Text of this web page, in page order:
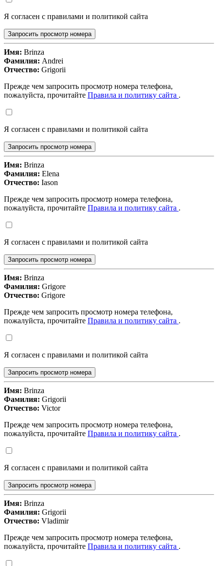
Я согласен с правилами и политикой сайта
Запросить просмотр номера
Имя: Brinza
Фамилия: Andrei
Отчество: Grigorii
Прежде чем запросить просмотр номера телефона,
пожалуйста, прочитайте Правила и политику сайта .
Я согласен с правилами и политикой сайта
Запросить просмотр номера
Имя: Brinza
Фамилия: Elena
Отчество: Iason
Прежде чем запросить просмотр номера телефона,
пожалуйста, прочитайте Правила и политику сайта .
Я согласен с правилами и политикой сайта
Запросить просмотр номера
Имя: Brinza
Фамилия: Grigore
Отчество: Grigore
Прежде чем запросить просмотр номера телефона,
пожалуйста, прочитайте Правила и политику сайта .
Я согласен с правилами и политикой сайта
Запросить просмотр номера
Имя: Brinza
Фамилия: Grigorii
Отчество: Victor
Прежде чем запросить просмотр номера телефона,
пожалуйста, прочитайте Правила и политику сайта .
Я согласен с правилами и политикой сайта
Запросить просмотр номера
Имя: Brinza
Фамилия: Grigorii
Отчество: Vladimir
Прежде чем запросить просмотр номера телефона,
пожалуйста, прочитайте Правила и политику сайта .